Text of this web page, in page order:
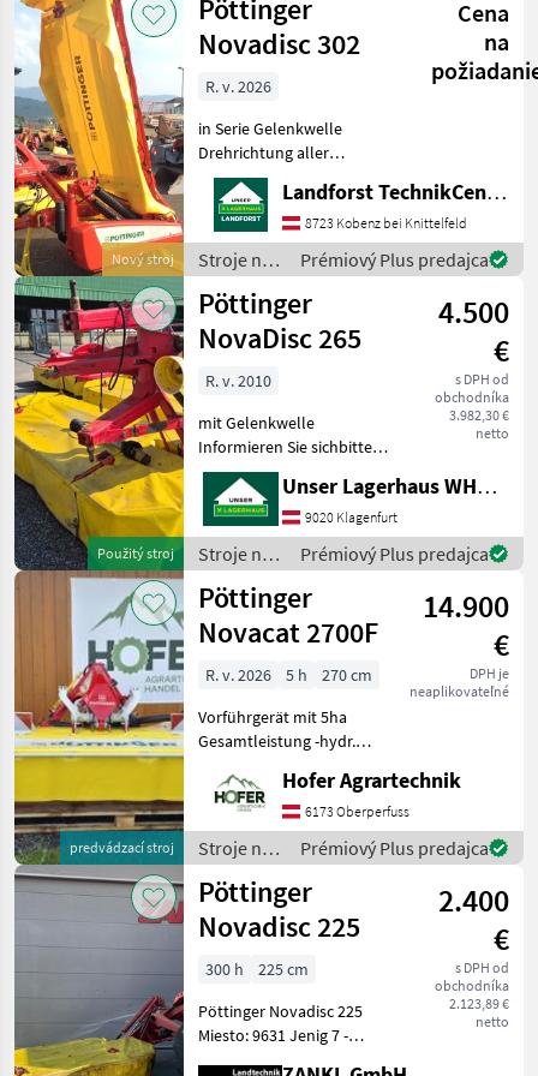
objemových
krmív /
Pöttinger
Nový stroj
Pöttinger
Novadisc 302
Cena
na
R. v. 2026
in Serie Gelenkwelle
Drehrichtung aller
Mähscheiben zur Mitte
Anbaubock schmal
Unterlenkerbolzen KAT II
Antriebsdrehzahl 540
U/Min. Verschleißkufen
Abstellposition h
Landforst TechnikCenter Knittelfeld
8723 Kobenz bei Knittelfeld
Stroje na
zber
objemových
krmív /
Pöttinger
Prémiový Plus predajca
Použitý stroj
Pöttinger
NovaDisc 265
4.500
€
s DPH od
obchodníka
3.982,30 €
netto
R. v. 2010
mit Gelenkwelle
Informieren Sie sichbitte
vor Fahrt-Antritt
telefonisch, ob die
von Ihnen angefragte
Maschineaktuell bei uns am
Lager steht. Wir inserieren
auch Mas
Unser Lagerhaus WHG, Kärnten, Klagenfurt
9020 Klagenfurt
Stroje na
zber
objemových
krmív /
Pöttinger
Prémiový Plus predajca
predvádzací stroj
Pöttinger
Novacat 2700F
14.900
€
DPH je
neaplikovateľné
R. v. 2026 5 h
270 cm
Vorführgerät mit 5ha
Gesamtleistung -hydr.
mit Warntafeln -
Gelenkwelle mit Überlast
und Freilauf -
Entlastungsfedern 2x -
Ersatzkl
Hofer Agrartechnik
6173 Oberperfuss
Stroje na
zber
objemových
krmív /
Pöttinger
Prémiový Plus predajca
Pöttinger
Novadisc 225
2.400
€
s DPH od
obchodníka
2.123,89 €
netto
300 h
225 cm
Pöttinger Novadisc 225
Miesto: 9631 Jenig 7 -